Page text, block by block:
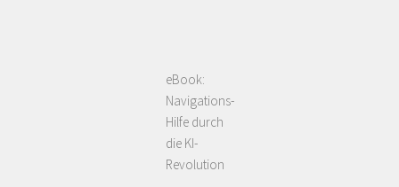
eBook:
Navigations-
Hilfe durch
die KI-
Revolution